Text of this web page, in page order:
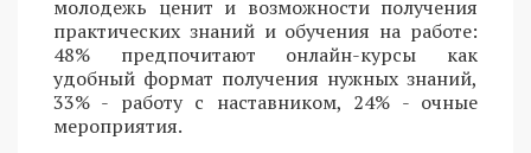
молодежь ценит и возможности получения
практических знаний и обучения на работе:
48% предпочитают онлайн-курсы как
удобный формат получения нужных знаний,
33% - работу с наставником, 24% - очные
мероприятия.